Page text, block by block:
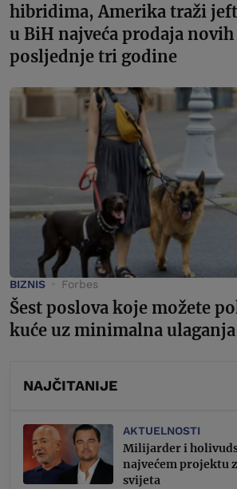
hibridima, Amerika traži
u BiH najveća prodaja
posljednje tri godine
BIZNIS Forbes
Šest poslova koje možete
kuće uz minimalna ulaganja
NAJČITANIJE
AKTUELNOSTI
Milijarder i
najvećem projektu
svijeta